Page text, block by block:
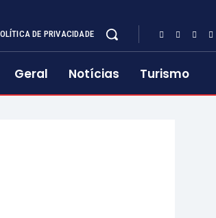
DE PRIVACIDADE
Geral Notícias Turismo